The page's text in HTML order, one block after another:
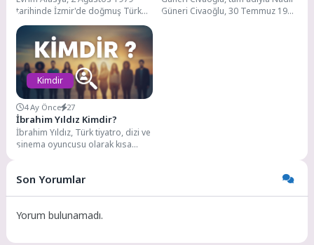
tarihinde İzmir'de doğmuş Türk
oyuncu. Tiyatro ve televizyon
dünyasında başarılı...
Güneri Civaoğlu, 30 Temmuz 1939
Kimdir
4 Ay Önce 27
İbrahim Yıldız Kimdir?
İbrahim Yıldız, Türk tiyatro, dizi ve
sinema oyuncusu olarak kısa
Son Yorumlar
Yorum bulunamadı.